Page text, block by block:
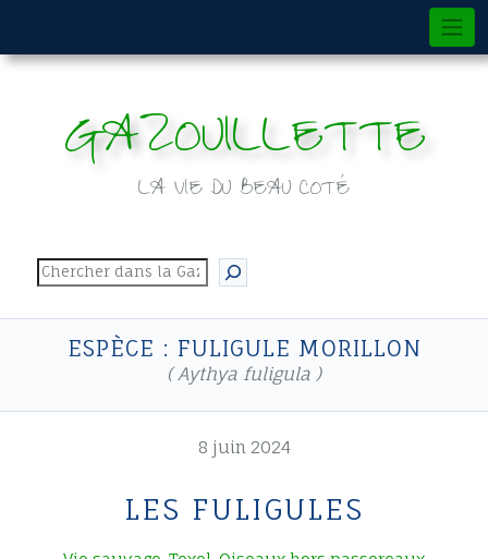
content
GAZOUILLETTE
LA VIE DU BEAU COTÉ
Rechercher
ESPÈCE : FULIGULE MORILLON
( Aythya fuligula )
8 juin 2024
LES FULIGULES